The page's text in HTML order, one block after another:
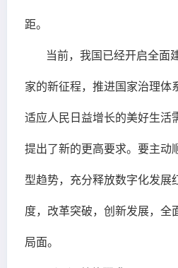
距。
当前，我国已经开启全面
家的新征程，推进国家治理体
适应人民日益增长的美好生活
提出了新的更高要求。要主动
型趋势，充分释放数字化发展
度，改革突破，创新发展，全
局面。